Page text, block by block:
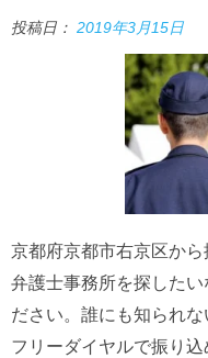
投稿日： 2019年3月15日
京都府京都市右京区か
弁護士事務所を探した
ださい。誰にも知られ
フリーダイヤルで振り